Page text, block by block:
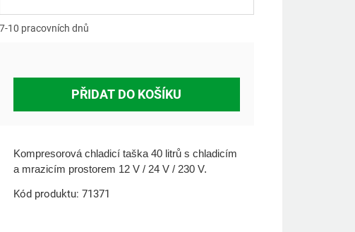
7-10 pracovních dnů
PŘIDAT DO KOŠÍKU
Kompresorová chladicí taška 40 litrů s chladicím
a mrazicím prostorem 12 V / 24 V / 230 V.
Kód produktu: 71371